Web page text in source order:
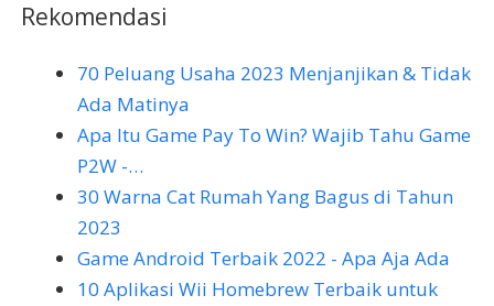
Rekomendasi
70 Peluang Usaha 2023 Menjanjikan & Tidak
Ada Matinya
Apa Itu Game Pay To Win? Wajib Tahu Game
P2W -…
30 Warna Cat Rumah Yang Bagus di Tahun
2023
Game Android Terbaik 2022 - Apa Aja Ada
10 Aplikasi Wii Homebrew Terbaik untuk